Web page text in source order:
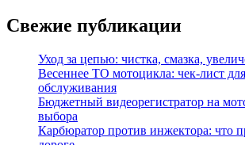
Свежие публикации
Уход за цепью: чистка, смазка,
Весеннее ТО мотоцикла: чек-лист
обслуживания
Бюджетный видеорегистратор на
выбора
Карбюратор против инжектора: что